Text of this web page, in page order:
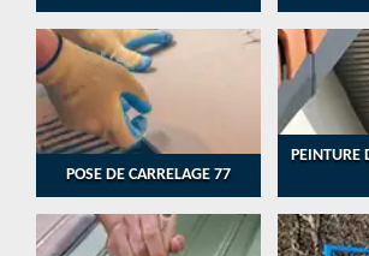
POSE DE CARRELAGE 77
PEINTURE